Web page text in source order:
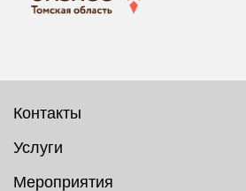
Контакты
Услуги
Мероприятия